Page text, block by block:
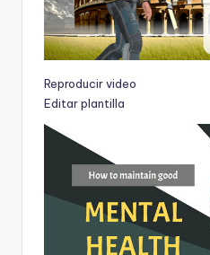
Reproducir video
Editar plantilla